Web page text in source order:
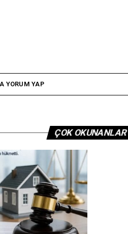
YORUM YAP
ÇOK OKUNANLAR